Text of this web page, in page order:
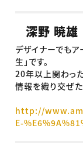
深野 暁雄
デザイナーでもア
生」です。
20年以上関わっ
情報を織り交ぜ
http://
E-